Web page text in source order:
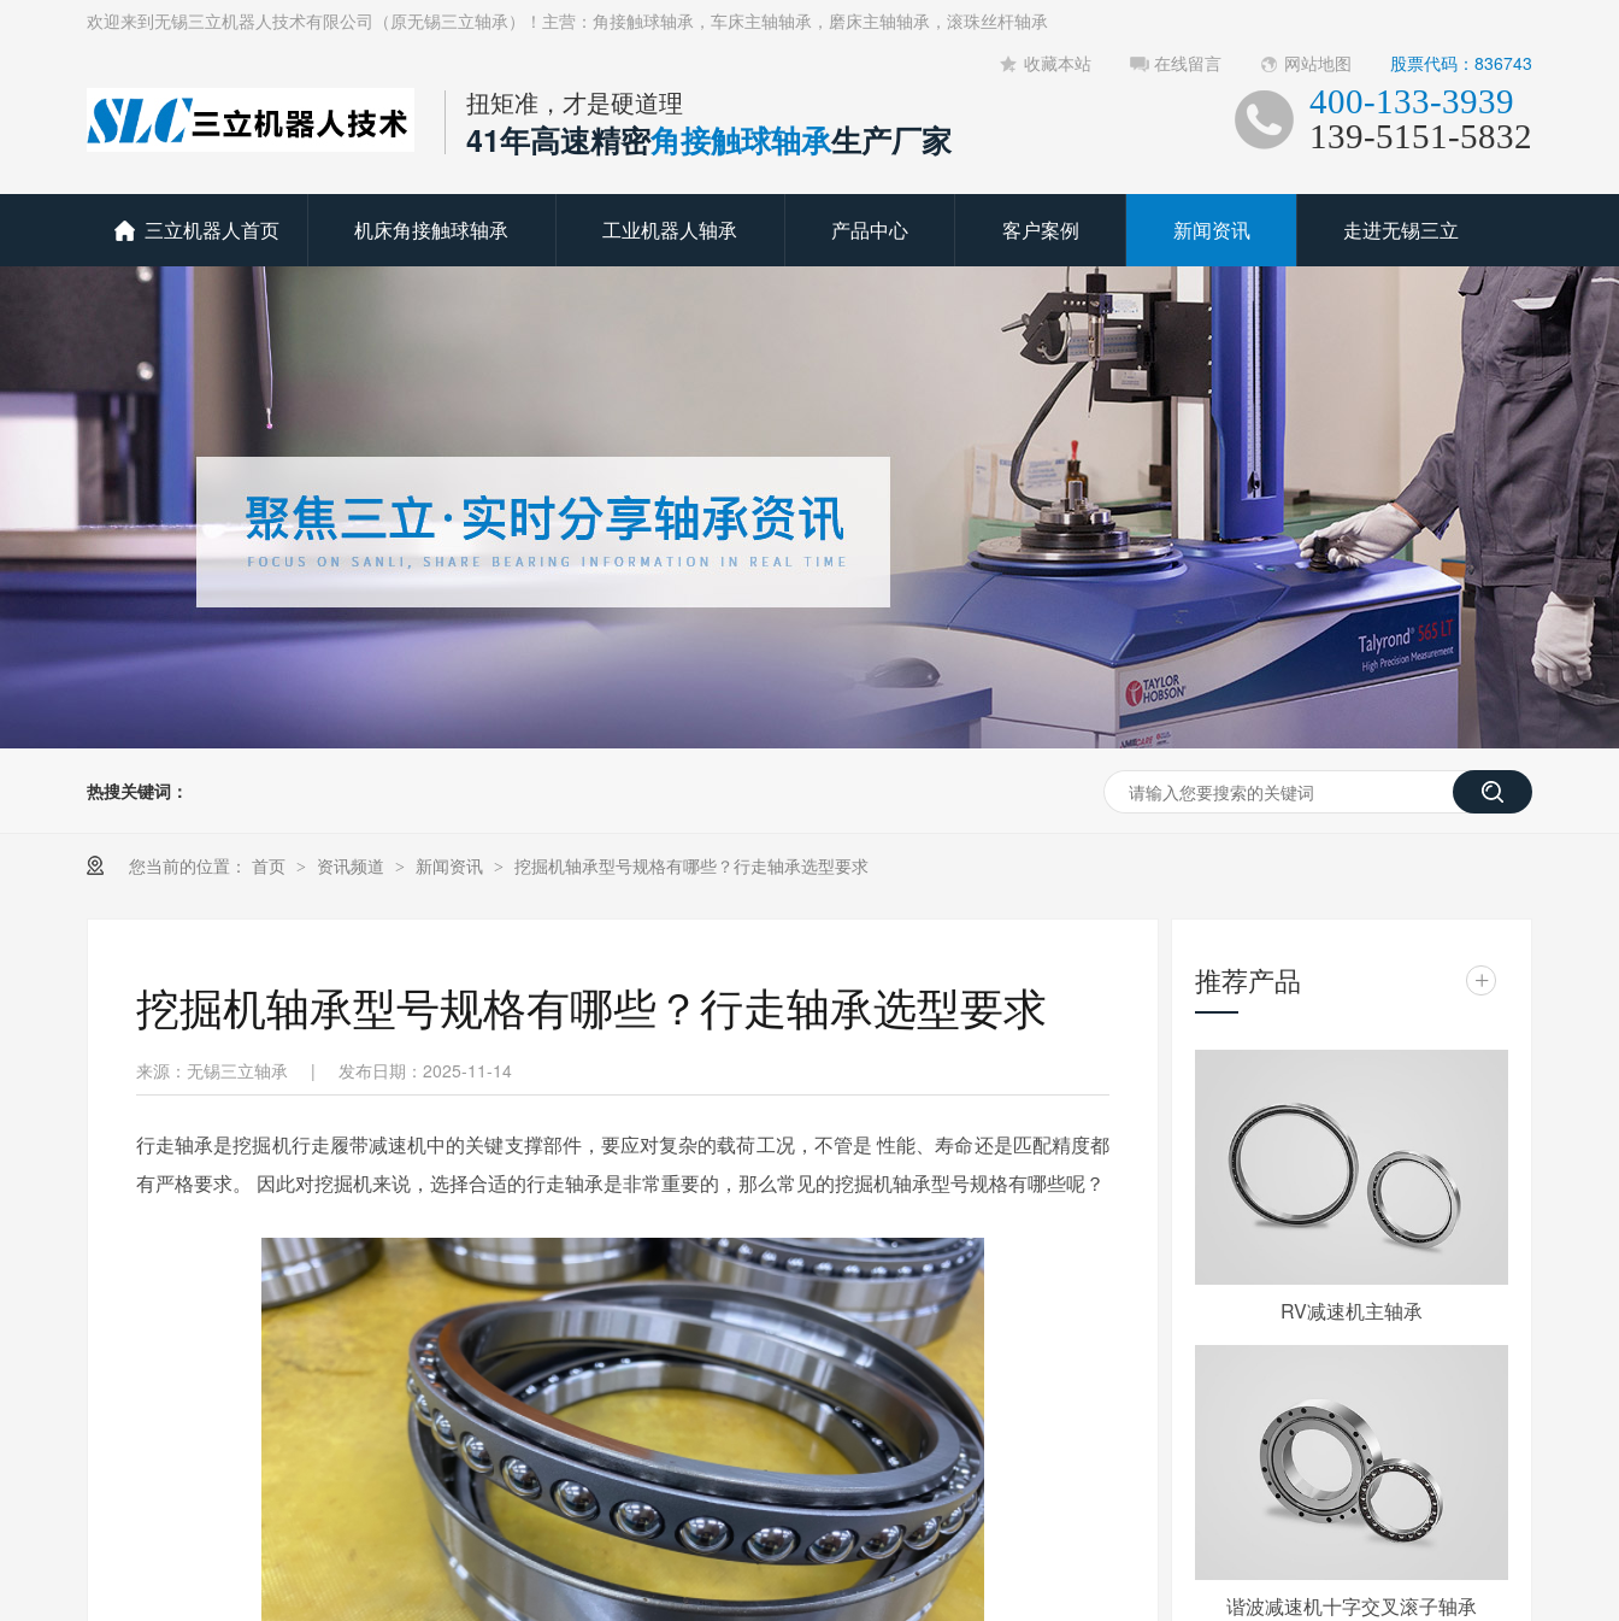
欢迎来到无锡三立机器人技术有限公司（原无锡三立轴承）！主营：角接触球轴承，车床主轴轴承，磨床主轴轴承，滚珠丝杆轴承
收藏本站
在线留言 网站地图 股票代码：836743
扭矩准，才是硬道理
41年高速精密角接触球轴承生产厂家
400-133-3939
139-5151-5832
三立机器人首页 机床角接触球轴承 工业机器人轴承 产品中心 客户案例 新闻资讯 走进无锡三立
热搜关键词：
您当前的位置： 首页 > 资讯频道 > 新闻资讯 > 挖掘机轴承型号规格有哪些？行走轴承选型要求
挖掘机轴承型号规格有哪些？行走轴承选型要求
来源：无锡三立轴承 | 发布日期：2025-11-14
行走轴承是挖掘机行走履带减速机中的关键支撑部件， 要应对复杂的载荷工况，不管是 性能、寿命还是匹配精度都
有严格要求。 因此对挖掘机来说，选择合适的行走轴承是非常重要的，那么常见的挖掘机轴承型号规格有哪些呢？
推荐产品 +
RV减速机主轴承
谐波减速机十字交叉滚子轴承